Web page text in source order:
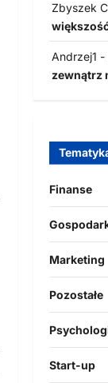
Zbyszek
Andrzej1 -
zewnątrz
Finanse
Marketing
Pozostałe
Start-up